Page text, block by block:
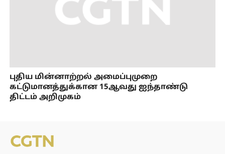
புதிய மின்னாற்றல் அமைப்புமுறை
கட்டுமானத்துக்கான 15ஆவது ஐந்தாண்டு
திட்டம் அறிமுகம்